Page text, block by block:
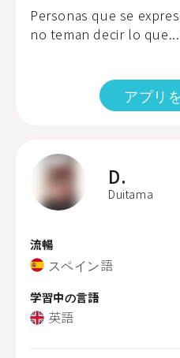
Personas que se
no teman decir lo que...
アプリ
D.
Duitama
流暢
スペイン語
学習中の言語
英語